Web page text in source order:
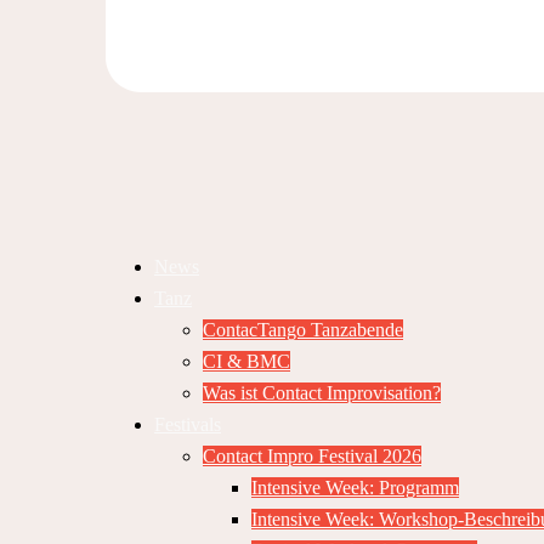
ContacTango Tanzabende
CI & BMC
Was ist Contact Improvisation?
Contact Impro Festival 2026
Intensive Week: Programm
Intensive Week: Workshop-